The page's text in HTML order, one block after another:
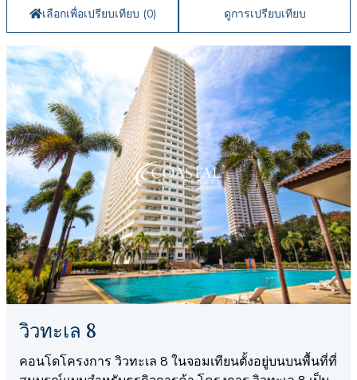
เลือกเพื่อเปรียบเทียบ (0) ดูการเปรียบเทียบ
วิวทะเล 8
คอนโดโครงการ วิวทะเล 8 ในจอมเทียนตั้งอยู่บนบนพื้นที่ที่